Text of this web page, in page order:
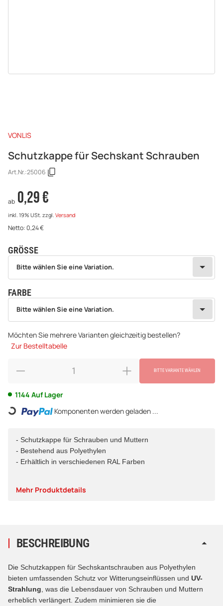
VONLIS
Schutzkappe für Sechskant Schrauben
Art.Nr.:25006
ab 0,29 €
inkl. 19% USt. zzgl. Versand
Netto:0,24€
GRÖSSE
wählen
Bitte wählen Sie eine Variation.
FARBE
wählen
Bitte wählen Sie eine Variation.
Möchten Sie mehrere Varianten gleichzeitig bestellen?
Zur Bestelltabelle
BITTE VARIANTE WÄHLEN
1144 Auf Lager
Loading... Komponenten werden geladen ...
- Schutzkappe für Schrauben und Muttern
- Bestehend aus Polyethylen
- Erhältlich in verschiedenen RAL Farben
Mehr Produktdetails
BESCHREIBUNG
Die Schutzkappen für Sechskantschrauben aus Polyethylen
bieten umfassenden Schutz vor Witterungseinflüssen und UV-
Strahlung , was die Lebensdauer von Schrauben und Muttern
erheblich verlängert. Zudem minimieren sie die